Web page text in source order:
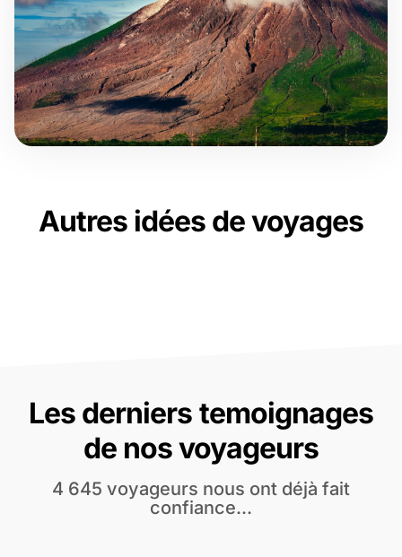
Autres idées de voyages
Les derniers temoignages
de nos voyageurs
4 645 voyageurs nous ont déjà fait
confiance...